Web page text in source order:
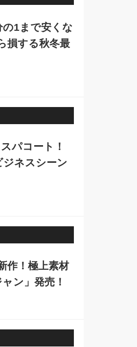
の1まで安くな
損する秋冬最
パコート！
ジネスシーン
作！極上素材
ン」発売！